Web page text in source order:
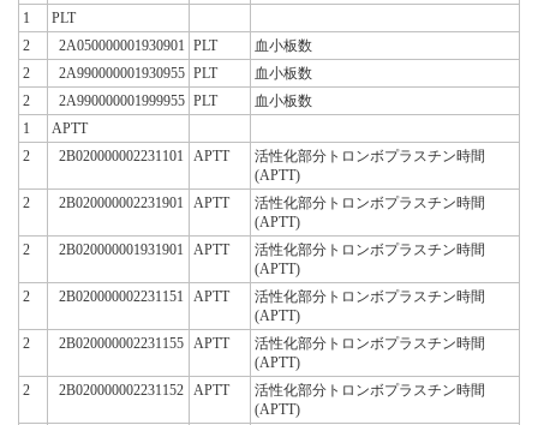
1
PLT
2
2A050000001930901 PLT
血小板数
2
2A990000001930955 PLT
血小板数
2
2A990000001999955 PLT
血小板数
1
APTT
2
2B020000002231101 APTT
活性化部分トロンボプラスチン時間
(APTT)
2
2B020000002231901 APTT
活性化部分トロンボプラスチン時間
(APTT)
2
2B020000001931901 APTT
活性化部分トロンボプラスチン時間
(APTT)
2
2B020000002231151 APTT
活性化部分トロンボプラスチン時間
(APTT)
2
2B020000002231155 APTT
活性化部分トロンボプラスチン時間
(APTT)
2
2B020000002231152 APTT
活性化部分トロンボプラスチン時間
(APTT)